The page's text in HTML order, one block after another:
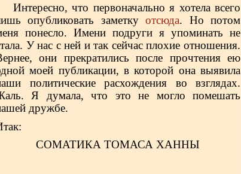
Интересно, что первоначально я хотела всего
опубликовать заметкуотсюда. Но потом
понесло. Имени подруги я упоминать не
У нас с ней и так сейчас плохие отношения.
они прекратились после прочтения ею
моей публикации, в которой она выявила
политические расхождения во взглядах.
Я думала, что это не могло помешать
дружбе.
СОМАТИКА ТОМАСА ХАННЫ